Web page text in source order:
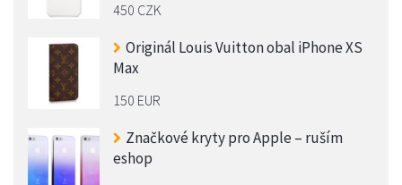
450 CZK
Originál Louis Vuitton obal iPhone XS
Max
150 EUR
Značkové kryty pro Apple – ruším
eshop